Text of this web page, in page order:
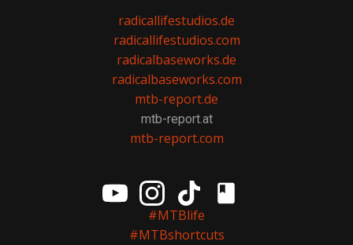
radicallifestudios.de
radicallifestudios.com
radicalbaseworks.de
radicalbaseworks.com
mtb-report.de
mtb-report.at
mtb-report.com
#MTBlife
#MTBshortcuts